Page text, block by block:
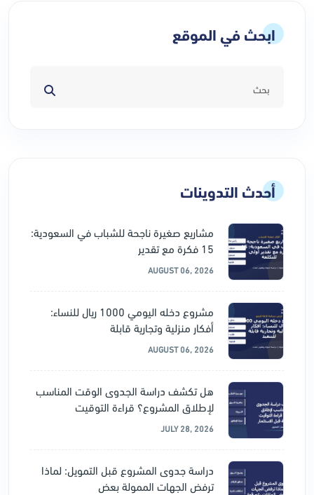
ابحث في الموقع
أحدث التدوينات
مشاريع صغيرة ناجحة للشباب في السعودية:
15 فكرة مع تقدير
AUGUST 06, 2026
مشروع دخله اليومي 1000 ريال للنساء:
أفكار منزلية وتجارية قابلة
AUGUST 06, 2026
هل تكشف دراسة الجدوى الوقت المناسب
لإطلاق المشروع؟ قراءة التوقيت
JULY 28, 2026
دراسة جدوى المشروع قبل التمويل: لماذا
ترفض الجهات الممولة بعض